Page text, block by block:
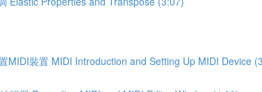
MIDI裝置 MIDI Introduction and Setting Up MIDI Device